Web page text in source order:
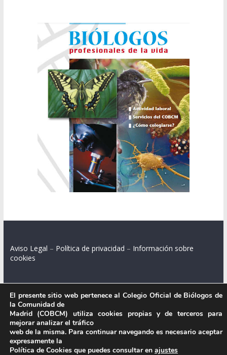
Aviso Legal – Política de privacidad – Información sobre
cookies
Colegio Oficial de Biólogos de la Comunidad de Madrid.
C/ Santa Engracia 108, 2º int.izq. 28003 Madrid.
El presente sitio web pertenece al Colegio Oficial de Biólogos de
la Comunidad de
Madrid (COBCM) utiliza cookies propias y de terceros para
mejorar analizar el tráfico
web de la misma. Para continuar navegando es necesario aceptar
expresamente la
Política de Cookies que puedes consultar en ajustes